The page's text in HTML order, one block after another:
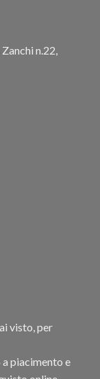
n.22,
visto, per
piacimento e